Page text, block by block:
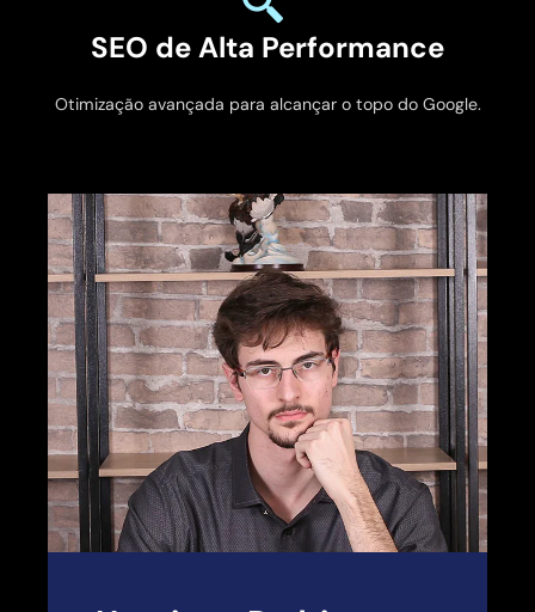
SEO de Alta Performance
Otimização avançada para alcançar o topo do Google.